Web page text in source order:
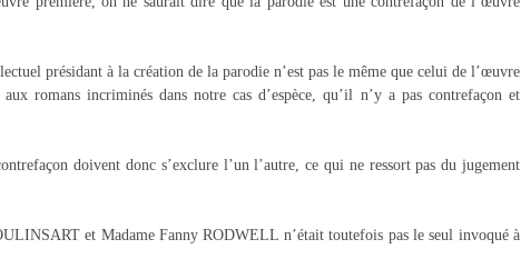
présidant à la création de la parodie n’est pas le même que celui de l’œuvre
romans incriminés dans notre cas d’espèce, qu’il n’y a pas contrefaçon et
doivent donc s’exclure l’un l’autre, ce qui ne ressort pas du jugement
et Madame Fanny RODWELL n’était toutefois pas le seul invoqué à